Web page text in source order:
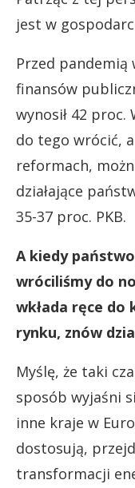
jest w
Przed
finansów
wynosił 42
do tego wrócić,
reformach,
działające
35-37 proc. PKB.
A kiedy
wróciliśmy do
wkłada ręce do
rynku, znów
Myślę, że taki
sposób wyjaśni
inne kraje w
dostosują,
transformacji